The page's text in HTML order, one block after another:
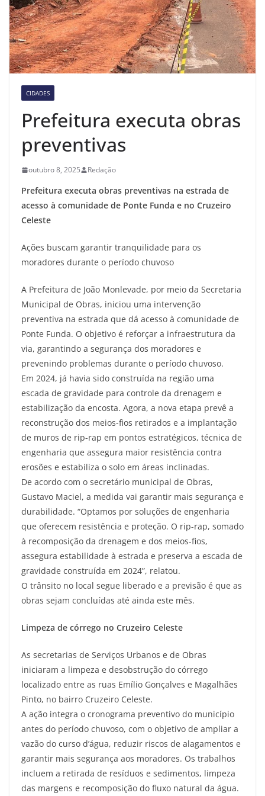
CIDADES
Prefeitura executa obras
preventivas
outubro 8, 2025 Redação
Prefeitura executa obras preventivas na estrada de
acesso à comunidade de Ponte Funda e no Cruzeiro
Celeste
Ações buscam garantir tranquilidade para os
moradores durante o período chuvoso
A Prefeitura de João Monlevade, por meio da Secretaria
Municipal de Obras, iniciou uma intervenção
preventiva na estrada que dá acesso à comunidade de
Ponte Funda. O objetivo é reforçar a infraestrutura da
via, garantindo a segurança dos moradores e
prevenindo problemas durante o período chuvoso.
Em 2024, já havia sido construída na região uma
escada de gravidade para controle da drenagem e
estabilização da encosta. Agora, a nova etapa prevê a
reconstrução dos meios-fios retirados e a implantação
de muros de rip-rap em pontos estratégicos, técnica de
engenharia que assegura maior resistência contra
erosões e estabiliza o solo em áreas inclinadas.
De acordo com o secretário municipal de Obras,
Gustavo Maciel, a medida vai garantir mais segurança e
durabilidade. “Optamos por soluções de engenharia
que oferecem resistência e proteção. O rip-rap, somado
à recomposição da drenagem e dos meios-fios,
assegura estabilidade à estrada e preserva a escada de
gravidade construída em 2024”, relatou.
O trânsito no local segue liberado e a previsão é que as
obras sejam concluídas até ainda este mês.
Limpeza de córrego no Cruzeiro Celeste
As secretarias de Serviços Urbanos e de Obras
iniciaram a limpeza e desobstrução do córrego
localizado entre as ruas Emílio Gonçalves e Magalhães
Pinto, no bairro Cruzeiro Celeste.
A ação integra o cronograma preventivo do município
antes do período chuvoso, com o objetivo de ampliar a
vazão do curso d’água, reduzir riscos de alagamentos e
garantir mais segurança aos moradores. Os trabalhos
incluem a retirada de resíduos e sedimentos, limpeza
das margens e recomposição do fluxo natural da água.